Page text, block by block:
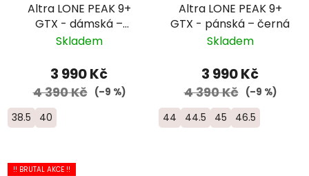
Altra LONE PEAK 9+
GTX - dámská –
zelená
Skladem
3 990 Kč
4 390 Kč (–9 %)
38.5 40
Altra LONE PEAK 9+
GTX - pánská – černá
Skladem
3 990 Kč
4 390 Kč (–9 %)
44 44.5 45 46.5
!! BRUTAL AKCE !!